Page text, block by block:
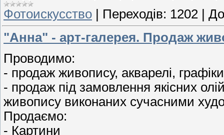
Фотоискусство | Переходів: 1202 |
"Анна" - арт-галерея. Продаж
Проводимо:
- продаж живопису, акварелі,
- продаж під замовлення якісних
живопису виконаних сучасними
Продаємо:
- Картини